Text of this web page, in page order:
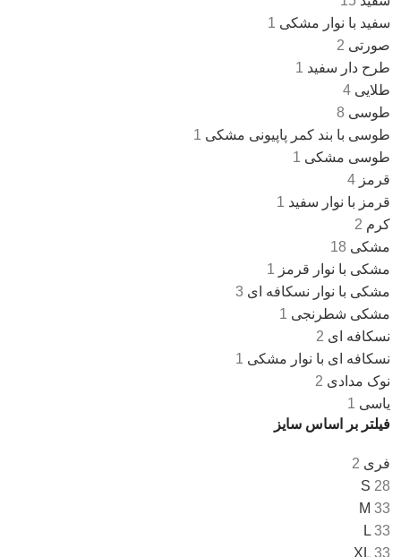
سفید با نوار مشکی 1
صورتی 2
طرح دار سفید 1
طلایی 4
طوسی 8
طوسی با بند کمر پاپیونی مشکی 1
طوسی مشکی 1
قرمز 4
قرمز با نوار سفید 1
کرم 2
مشکی 18
مشکی با نوار قرمز 1
مشکی با نوار نسکافه ای 3
مشکی شطرنجی 1
نسکافه ای 2
نسکافه ای با نوار مشکی 1
نوک مدادی 2
یاسی 1
فیلتر بر اساس سایز
فری 2
S 28
M 33
L 33
XL 33